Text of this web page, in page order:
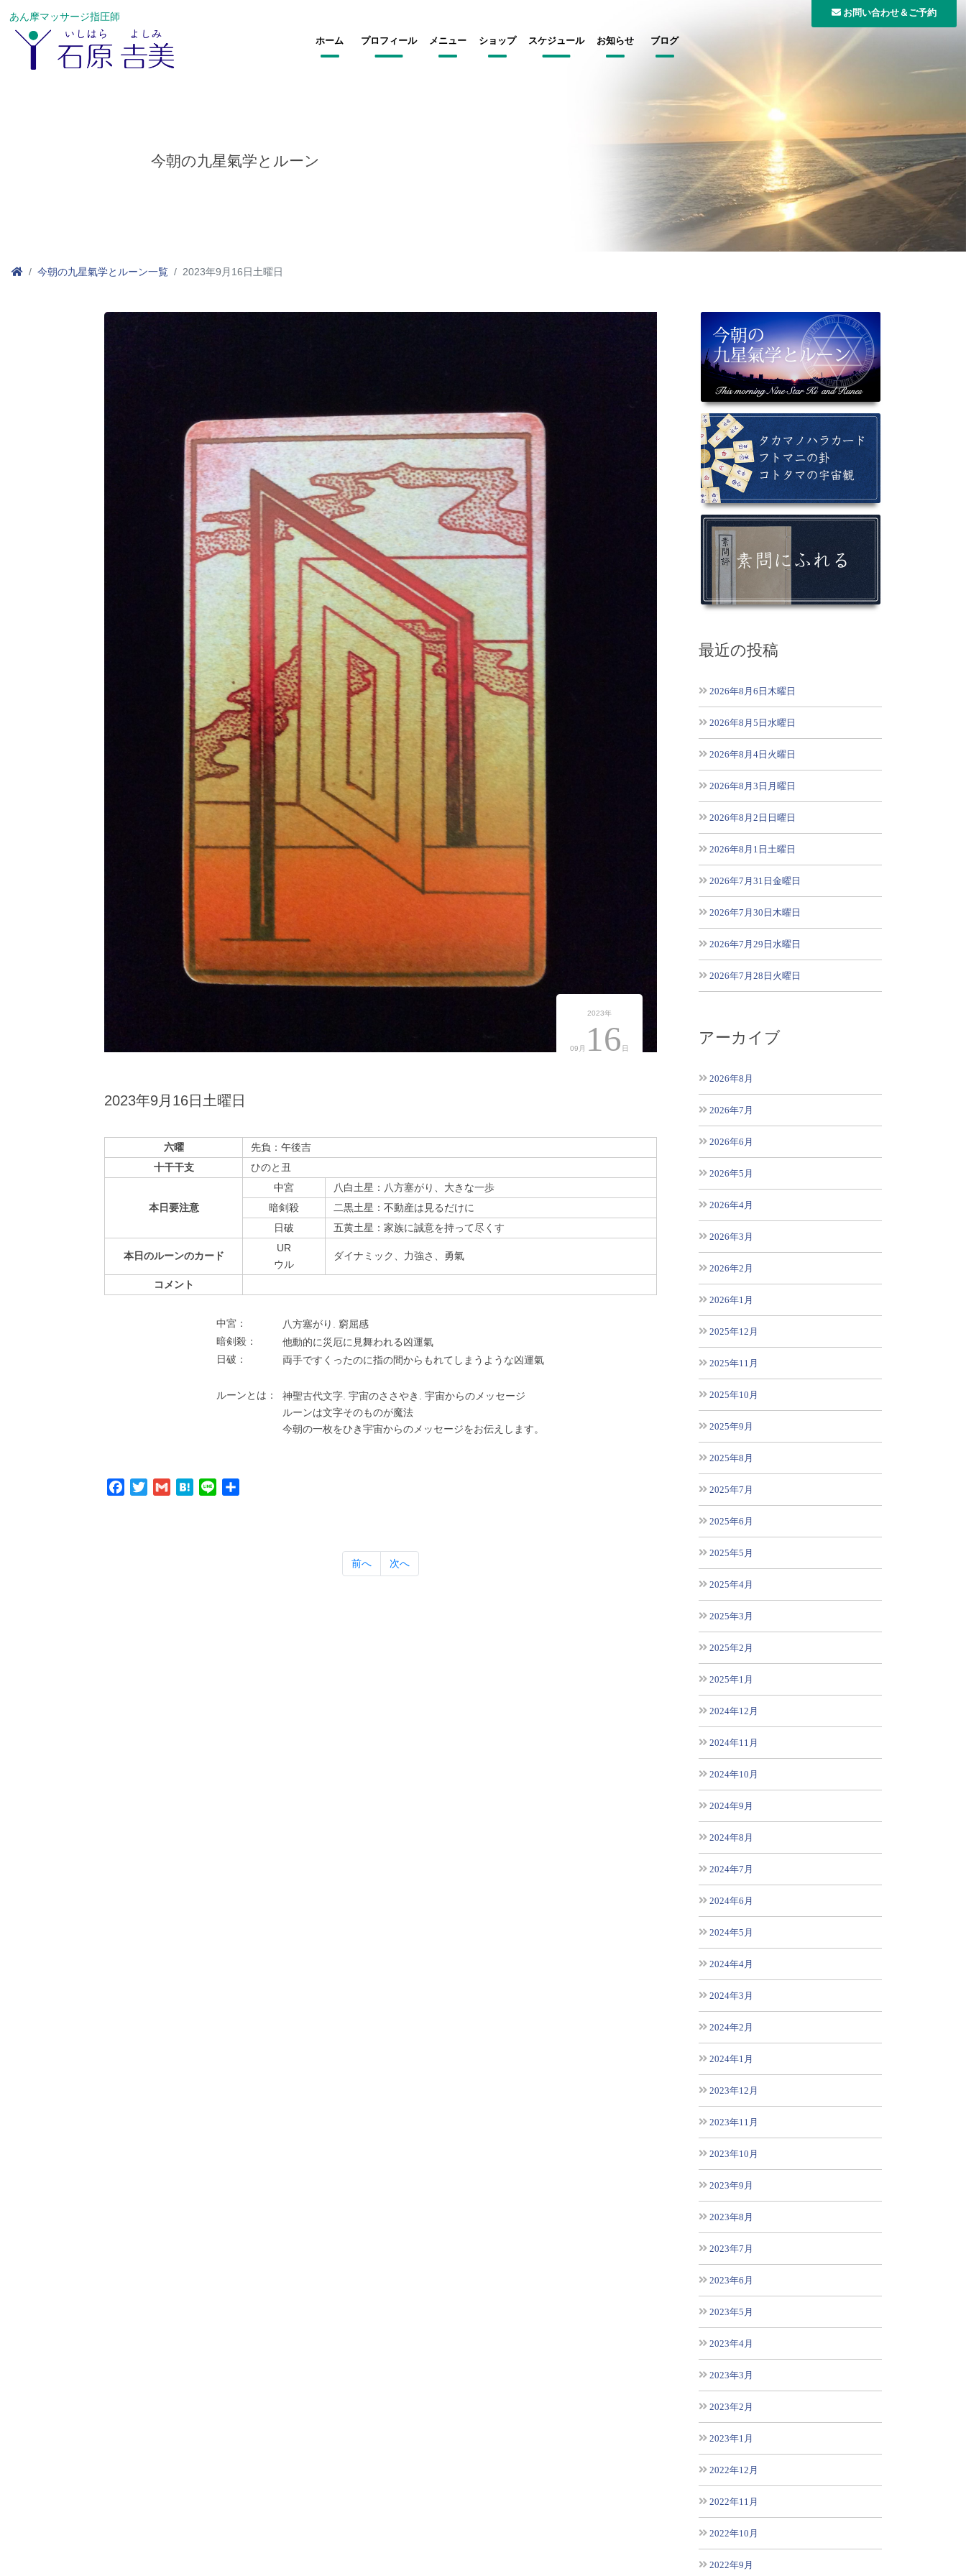
あん摩マッサージ指圧師 お問い合わせ＆ご予約
ホーム プロフィール メニュー ショップ スケジュール お知らせ ブログ
今朝の九星氣学とルーン
今朝の九星氣学とルーン一覧 2023年9月16日土曜日
2023年
09月 16 日
2023年9月16日土曜日
六曜
先負：午後吉
十干干支
ひのと丑
本日要注意
中宮
八白土星：八方塞がり、大きな一歩
暗剣殺
二黒土星：不動産は見るだけに
⽇破
五黄土星：家族に誠意を持って尽くす
本日のルーンのカード
UR
ウル
ダイナミック、力強さ、勇氣
コメント
中宮：
⼋⽅塞がり. 窮屈感
暗剣殺：
他動的に災厄に⾒舞われる凶運氣
⽇破：
両⼿ですくったのに指の間からもれてしまうような凶運氣
ルーンとは：
神聖古代⽂字. 宇宙のささやき. 宇宙からのメッセージ
ルーンは⽂字そのものが魔法
今朝の⼀枚をひき宇宙からのメッセージをお伝えします。
Facebook
TwitterGmail Hatena
Line
前へ 次へ
最近の投稿
2026年8月6日木曜日
2026年8月5日水曜日
2026年8月4日火曜日
2026年8月3日月曜日
2026年8月2日日曜日
2026年8月1日土曜日
2026年7月31日金曜日
2026年7月30日木曜日
2026年7月29日水曜日
2026年7月28日火曜日
アーカイブ
2026年8月
2026年7月
2026年6月
2026年5月
2026年4月
2026年3月
2026年2月
2026年1月
2025年12月
2025年11月
2025年10月
2025年9月
2025年8月
2025年7月
2025年6月
2025年5月
2025年4月
2025年3月
2025年2月
2025年1月
2024年12月
2024年11月
2024年10月
2024年9月
2024年8月
2024年7月
2024年6月
2024年5月
2024年4月
2024年3月
2024年2月
2024年1月
2023年12月
2023年11月
2023年10月
2023年9月
2023年8月
2023年7月
2023年6月
2023年5月
2023年4月
2023年3月
2023年2月
2023年1月
2022年12月
2022年11月
2022年10月
2022年9月